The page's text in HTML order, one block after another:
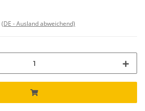
(DE - Ausland abweichend)